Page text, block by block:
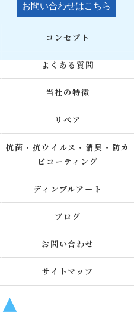
お問い合わせはこちら
コンセプト
よくある質問
当社の特徴
リペア
抗菌・抗ウイルス・消臭・防カ
ビコーティング
ディンプルアート
ブログ
お問い合わせ
サイトマップ